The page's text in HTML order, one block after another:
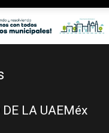
LA UAEMéx